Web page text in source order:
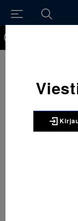
185-134
3M UNITEK
185-134
Ylä 6